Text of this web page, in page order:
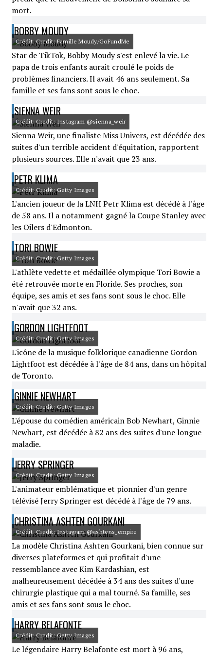
mort.
BOBBY MOUDY
Crédit: Credit: Famille Moudy/GoFundMe
Star de TikTok, Bobby Moudy s'est enlevé la vie. Le
papa de trois enfants aurait croulé le poids de
problèmes financiers. Il avait 46 ans seulement. Sa
famille et ses fans sont sous le choc.
SIENNA WEIR
Crédit: Credit: Instagram @sienna_weir
Sienna Weir, une finaliste Miss Univers, est décédée des
suites d'un terrible accident d'équitation, rapportent
plusieurs sources. Elle n'avait que 23 ans.
PETR KLIMA
Crédit: Credit: Getty Images
L'ancien joueur de la LNH Petr Klima est décédé à l'âge
de 58 ans. Il a notamment gagné la Coupe Stanley avec
les Oilers d'Edmonton.
TORI BOWIE
Crédit: Credit: Getty Images
L'athlète vedette et médaillée olympique Tori Bowie a
été retrouvée morte en Floride. Ses proches, son
équipe, ses amis et ses fans sont sous le choc. Elle
n'avait que 32 ans.
GORDON LIGHTFOOT
Crédit: Credit: Getty Images
L'icône de la musique folklorique canadienne Gordon
Lightfoot est décédée à l'âge de 84 ans, dans un hôpital
de Toronto.
GINNIE NEWHART
Crédit: Credit: Getty Images
L'épouse du comédien américain Bob Newhart, Ginnie
Newhart, est décédée à 82 ans des suites d'une longue
maladie.
JERRY SPRINGER
Crédit: Credit: Getty Images
L'animateur emblématique et pionnier d'un genre
télévisé Jerry Springer est décédé à l'âge de 79 ans.
CHRISTINA ASHTEN GOURKANI
Crédit: Credit: Instagram @ashtens_empire
La modèle Christina Ashten Gourkani, bien connue sur
diverses plateformes et qui profitait d'une
ressemblance avec Kim Kardashian, est
malheureusement décédée à 34 ans des suites d'une
chirurgie plastique qui a mal tourné. Sa famille, ses
amis et ses fans sont sous le choc.
HARRY BELAFONTE
Crédit: Credit: Getty Images
Le légendaire Harry Belafonte est mort à 96 ans,